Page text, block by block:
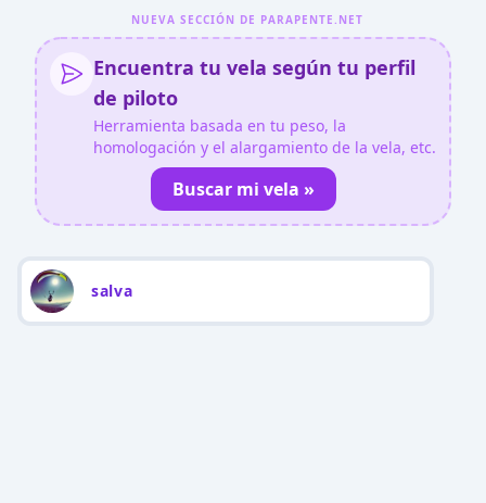
NUEVA SECCIÓN DE PARAPENTE.NET
Encuentra tu vela según tu perfil
de piloto
Herramienta basada en tu peso, la
homologación y el alargamiento de la vela, etc.
Buscar mi vela »
salva